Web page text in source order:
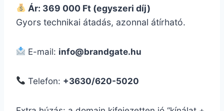
Ár: 369 000 Ft (egyszeri díj)
Gyors technikai átadás, azonnal átírható.
E-mail: info@brandgate.hu
Telefon: +3630/620-5020